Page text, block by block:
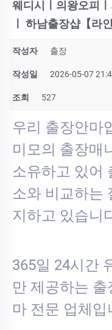
웨디시ㅣ의왕오피
ㅣ 하남출장샵【라
작성자 출장
작성일 2026-05-07
조회 527
우리 출장안마
미모의 출장매
소유하고 있어
소와 비교하는
지하고 있습니
365일 24시간
만 제공하는
마 전문 업체입